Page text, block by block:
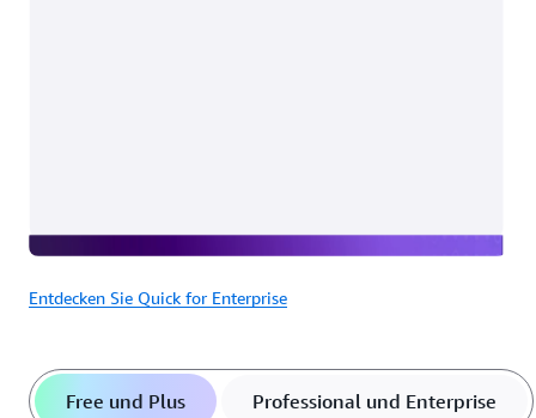
Entdecken Sie Quick for Enterprise
Free und Plus Professional und Enterprise